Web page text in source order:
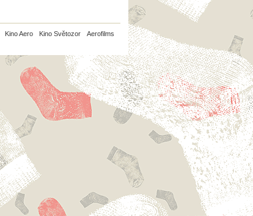
Kino Aero Kino Světozor Aerofilms